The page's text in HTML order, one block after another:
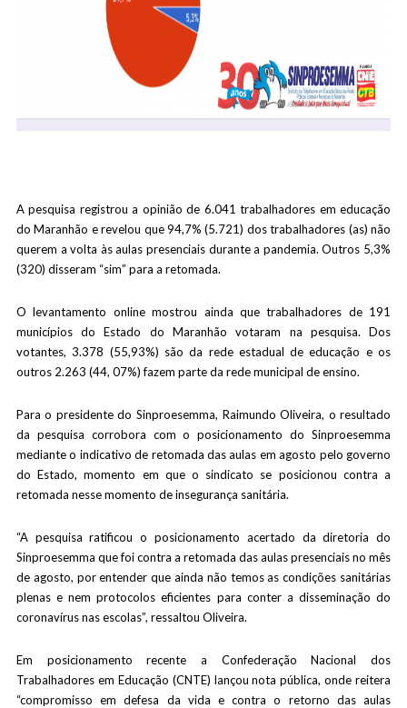
A pesquisa registrou a opinião de 6.041 trabalhadores em educação
do Maranhão e revelou que 94,7% (5.721) dos trabalhadores (as) não
querem a volta às aulas presenciais durante a pandemia. Outros 5,3%
(320) disseram “sim” para a retomada.
O levantamento online mostrou ainda que trabalhadores de 191
municípios do Estado do Maranhão votaram na pesquisa. Dos
votantes, 3.378 (55,93%) são da rede estadual de educação e os
outros 2.263 (44, 07%) fazem parte da rede municipal de ensino.
Para o presidente do Sinproesemma, Raimundo Oliveira, o resultado
da pesquisa corrobora com o posicionamento do Sinproesemma
mediante o indicativo de retomada das aulas em agosto pelo governo
do Estado, momento em que o sindicato se posicionou contra a
retomada nesse momento de insegurança sanitária.
“A pesquisa ratificou o posicionamento acertado da diretoria do
Sinproesemma que foi contra a retomada das aulas presenciais no mês
de agosto, por entender que ainda não temos as condições sanitárias
plenas e nem protocolos eficientes para conter a disseminação do
coronavírus nas escolas”, ressaltou Oliveira.
Em posicionamento recente a Confederação Nacional dos
Trabalhadores em Educação (CNTE) lançou nota pública, onde reitera
“compromisso em defesa da vida e contra o retorno das aulas